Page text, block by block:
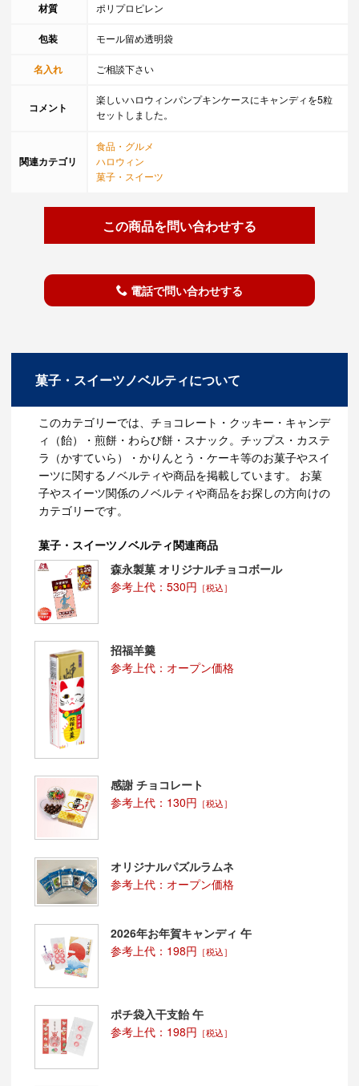
材質 ポリプロピレン
包装 モール留め透明袋
名入れ ご相談下さい
コメント
楽しいハロウィンパンプキンケースにキャンディを5粒
セットしました。
関連カテゴリ
食品・グルメ
ハロウィン
菓子・スイーツ
この商品を問い合わせする
電話で問い合わせする
菓子・スイーツノベルティについて
このカテゴリーでは、チョコレート・クッキー・キャンデ
ィ（飴）・煎餅・わらび餅・スナック。チップス・カステ
ラ（かすていら）・かりんとう・ケーキ等のお菓子やスイ
ーツに関するノベルティや商品を掲載しています。 お菓
子やスイーツ関係のノベルティや商品をお探しの方向けの
カテゴリーです。
菓子・スイーツノベルティ関連商品
森永製菓 オリジナルチョコボール
参考上代：530円 ［税込］
招福羊羹
参考上代：オープン価格
感謝 チョコレート
参考上代：130円 ［税込］
オリジナルパズルラムネ
参考上代：オープン価格
2026年お年賀キャンディ 午
参考上代：198円 ［税込］
ポチ袋入干支飴 午
参考上代：198円 ［税込］